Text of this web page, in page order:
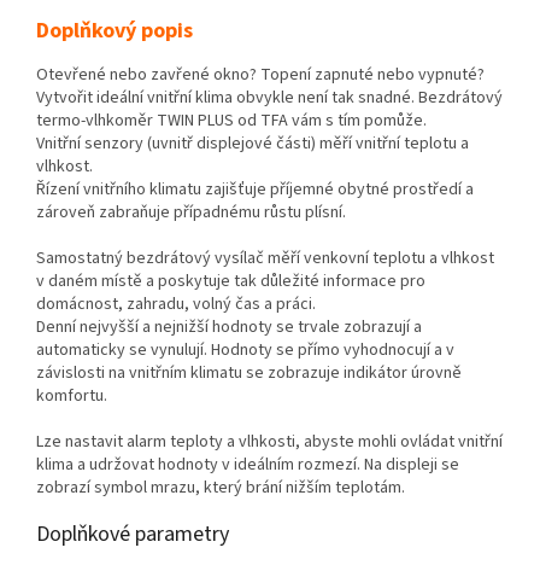
Doplňkový popis
Otevřené nebo zavřené okno? Topení zapnuté nebo vypnuté?
Vytvořit ideální vnitřní klima obvykle není tak snadné. Bezdrátový
termo-vlhkoměr TWIN PLUS od TFA vám s tím pomůže.
Vnitřní senzory (uvnitř displejové části) měří vnitřní teplotu a
vlhkost.
Řízení vnitřního klimatu zajišťuje příjemné obytné prostředí a
zároveň zabraňuje případnému růstu plísní.
Samostatný bezdrátový vysílač měří venkovní teplotu a vlhkost
v daném místě a poskytuje tak důležité informace pro
domácnost, zahradu, volný čas a práci.
Denní nejvyšší a nejnižší hodnoty se trvale zobrazují a
automaticky se vynulují. Hodnoty se přímo vyhodnocují a v
závislosti na vnitřním klimatu se zobrazuje indikátor úrovně
komfortu.
Lze nastavit alarm teploty a vlhkosti, abyste mohli ovládat vnitřní
klima a udržovat hodnoty v ideálním rozmezí. Na displeji se
zobrazí symbol mrazu, který brání nižším teplotám.
Doplňkové parametry